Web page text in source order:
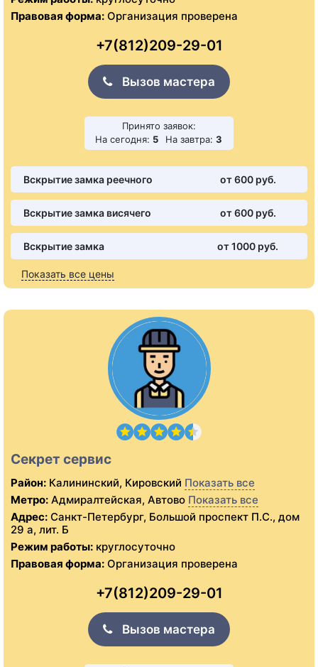
Правовая форма: Организация проверена
+7(812)209-29-01
Вызов мастера
Принято заявок:
На сегодня: 5 На завтра: 3
Вскрытие замка реечного от 600 pуб.
Вскрытие замка висячего от 600 pуб.
Вскрытие замка от 1000 pуб.
Показать все цены
Секрет сервис
Район: Калининский, Кировский Показать все
Метро: Адмиралтейская, Автово Показать все
Адрес: Санкт-Петербург, Большой проспект П.С., дом
29 а, лит. Б
Режим работы: круглосуточно
Правовая форма: Организация проверена
+7(812)209-29-01
Вызов мастера